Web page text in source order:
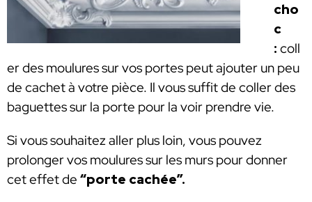
cho
c
: coll
er des moulures sur vos portes peut ajouter un peu
de cachet à votre pièce. Il vous suffit de coller des
baguettes sur la porte pour la voir prendre vie.
Si vous souhaitez aller plus loin, vous pouvez
prolonger vos moulures sur les murs pour donner
cet effet de “porte cachée”.